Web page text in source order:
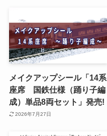
メイクアップシール「14系
座席 国鉄仕様（踊り子編
成）単品8両セット」発売!
2026年7月27日